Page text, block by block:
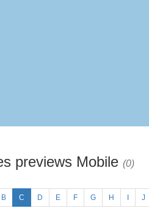
previews Mobile (0)
B C D E F G H J